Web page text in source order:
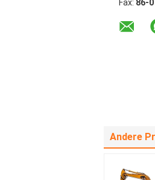
Fax: 86-
Andere